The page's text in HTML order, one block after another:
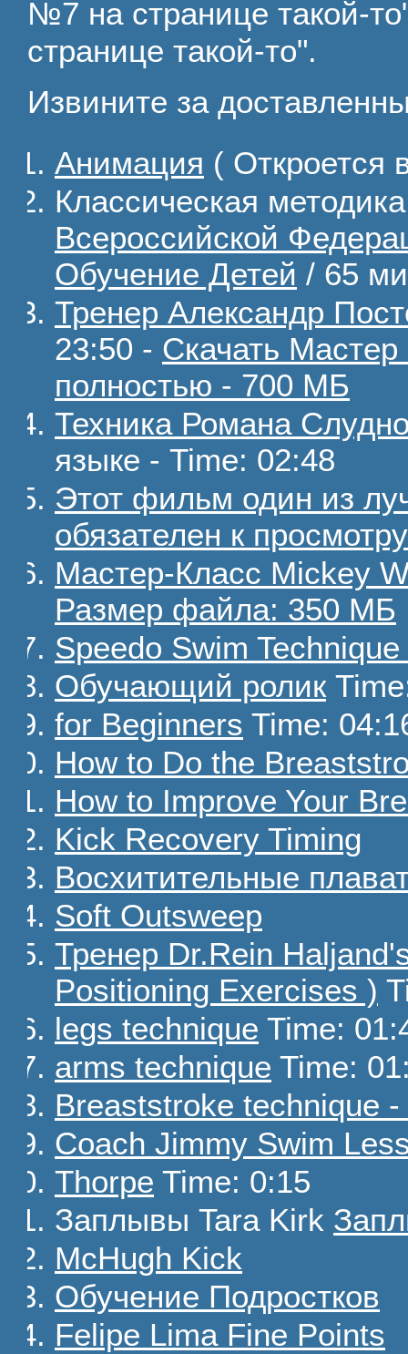
№7 на странице такой-
странице такой-то".
Извините за
Анимация ( Откроется
Классическая
Всероссийской
Обучение Детей / 65
Тренер Александр
23:50 - Скачать Мастер
полностью - 700 МБ
Техника Романа
языке - Time: 02:48
Этот фильм один из
обязателен к
Мастер-Класс Mickey
Размер файла: 350 МБ
Speedo Swim
Обучающий ролик
for Beginners Time:
How to Do the
How to Improve Your
Kick Recovery Timing
Восхитительные
Soft Outsweep
Тренер Dr.Rein
Positioning Exercises )
legs technique Time:
arms technique Time:
Breaststroke technique
Coach Jimmy Swim
Thorpe Time: 0:15
Заплывы Tara Kirk
McHugh Kick
Обучение Подростков
Felipe Lima Fine Points